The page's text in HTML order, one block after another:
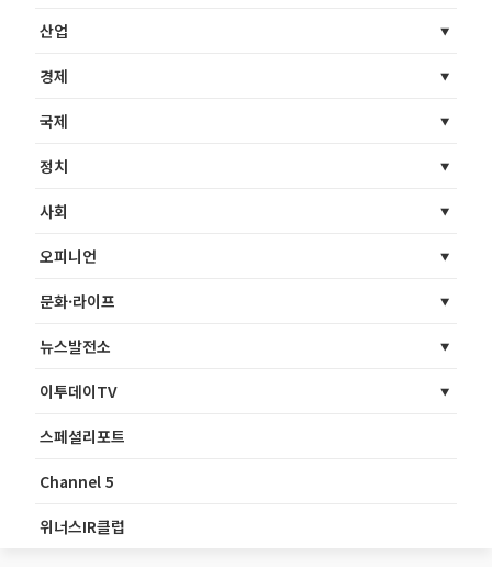
산업
경제
국제
정치
사회
오피니언
문화·라이프
뉴스발전소
이투데이TV
스페셜리포트
Channel 5
위너스IR클럽